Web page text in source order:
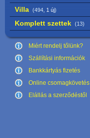
Villa (494, 1 új)
Komplett szettek (13)
Miért rendelj tőlünk?
Szállítási információk
Bankkártyás fizetés
Online csomagkövetés
Elállás a szerződéstől